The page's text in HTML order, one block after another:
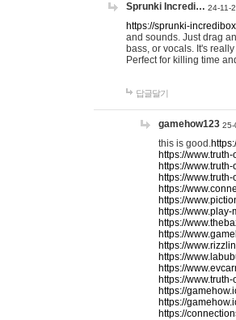
Sprunki Incredi… 24-11-
https://sprunki-
and sounds. Just drag
bass, or vocals. It's
Perfect for killing time
답글달기
gamehow123 25-
this is good.
https://
https://
https://
https://
https://
https://
https://
https://
https://
https://
https://
https://
https://
https://
https://